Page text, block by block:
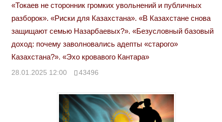
«Токаев не сторонник громких увольнений и публичных
разборок». «Риски для Казахстана». «В Казахстане снова
защищают семью Назарбаевых?». «Безусловный базовый
доход: почему заволновались адепты «старого»
Казахстана?». «Эхо кровавого Кантара»
28.01.2025 12:00 43496